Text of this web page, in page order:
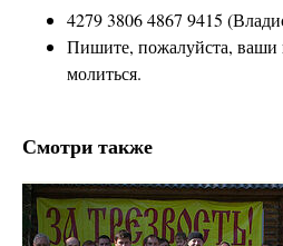
4279 3806 4867 9415
Пишите, пожалуйста, ваши
молиться.
Смотри также